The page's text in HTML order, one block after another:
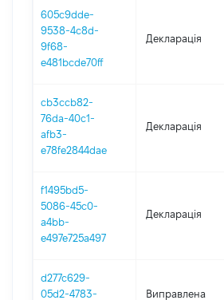
605c9dde-
9538-4c8d-
9f68-
e481bcde70ff
Декларація
cb3ccb82-
76da-40c1-
afb3-
e78fe2844dae
Декларація
f1495bd5-
5086-45c0-
a4bb-
e497e725a497
Декларація
d277c629-
05d2-4783-
Виправлена